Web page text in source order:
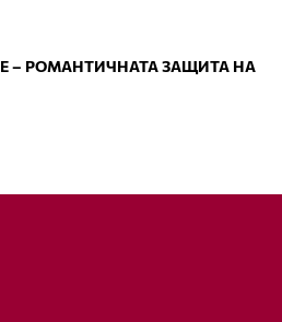
– РОМАНТИЧНАТА ЗАЩИТА НА